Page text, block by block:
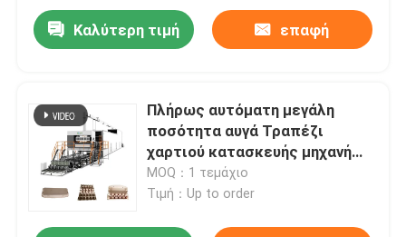
Καλύτερη τιμή επαφή
Πλήρως αυτόματη μεγάλη
ποσότητα αυγά Τραπέζι
χαρτιού κατασκευής μηχανή
αυγά Καρτόνι κατασκευαστής
MOQ：1 τεμάχιο
Τιμή：Up to order